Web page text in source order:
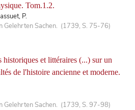
Tom.1.2.
P.
Gelehrten Sachen. (1739, S. 75-76)
historiques et littéraires (...) sur un
de l'histoire ancienne et moderne.
Gelehrten Sachen. (1739, S. 97-98)